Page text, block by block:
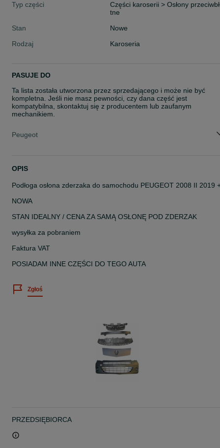
Typ części
Części karoserii > Osłony
tne
Stan
Nowe
Rodzaj
Karoseria
PASUJE DO
Ta lista została utworzona przez sprzedającego i może nie być
kompletna. Jeśli nie masz pewności, czy dana część jest
kompatybilna, skontaktuj się z producentem lub zaufanym
mechanikiem.
Peugeot
OPIS
Podłoga osłona zderzaka do samochodu PEUGEOT 2008 II 2019
NOWA
STAN IDEALNY / CENA ZA SAMĄ OSŁONĘ POD ZDERZAK
wysyłka za pobraniem
Faktura VAT
POSIADAM INNE CZĘŚCI DO TEGO AUTA
Zgłoś
PRZEDSIĘBIORCA